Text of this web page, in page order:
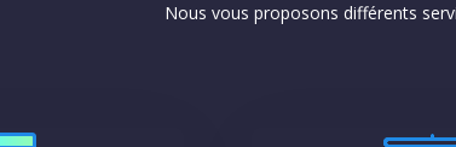
Nous vous proposons différents